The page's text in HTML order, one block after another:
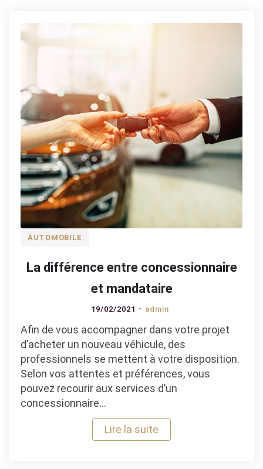
AUTOMOBILE
La différence entre concessionnaire
et mandataire
19/02/2021 admin
Afin de vous accompagner dans votre projet
d’acheter un nouveau véhicule, des
professionnels se mettent à votre disposition.
Selon vos attentes et préférences, vous
pouvez recourir aux services d’un
concessionnaire…
Lire la suite